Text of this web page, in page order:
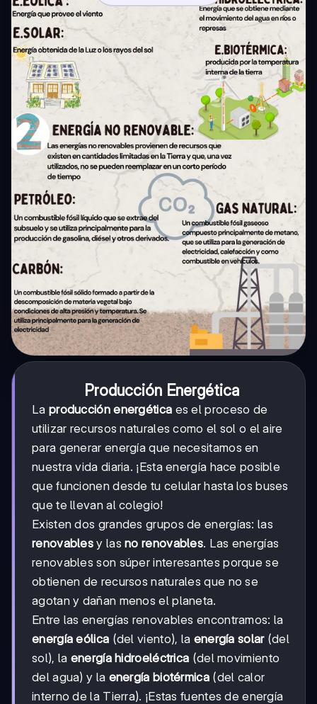
Producción Energética
La producción energética es el proceso de
utilizar recursos naturales como el sol o el aire
para generar energía que necesitamos en
nuestra vida diaria. ¡Esta energía hace posible
que funcionen desde tu celular hasta los buses
que te llevan al colegio!
Existen dos grandes grupos de energías: las
renovables y lasno renovables. Las energías
renovables son súper interesantes porque se
obtienen de recursos naturales que no se
agotan y dañan menos el planeta.
Entre las energías renovables encontramos: la
energía eólica (del viento), la energía solar(del
sol), la energía hidroeléctrica (del movimiento
del agua) y la energía biotérmica(del calor
interno de la Tierra). ¡Estas fuentes de energía